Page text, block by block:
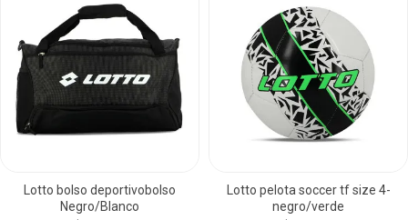
Lotto bolso deportivobolso
Negro/Blanco
Lotto pelota soccer tf size 4-
negro/verde